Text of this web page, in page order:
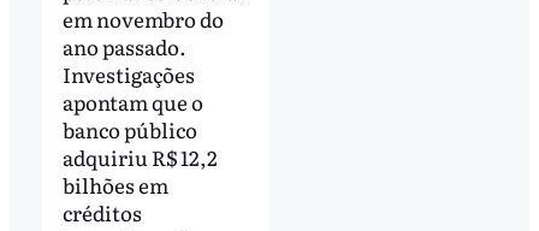
em novembro do
ano passado.
Investigações
apontam que o
banco público
adquiriu R$ 12,2
bilhões em
créditos